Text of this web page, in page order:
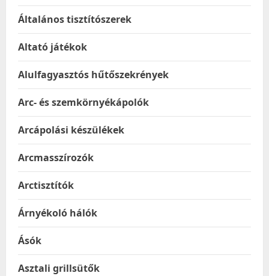
Általános tisztítószerek
Altató játékok
Alulfagyasztós hűtőszekrények
Arc- és szemkörnyékápolók
Arcápolási készülékek
Arcmasszírozók
Arctisztítók
Árnyékoló hálók
Ásók
Asztali grillsütők